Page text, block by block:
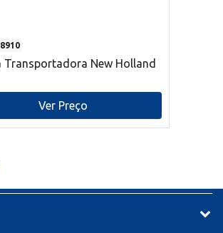
Transportadora New Holland
Ver Preço